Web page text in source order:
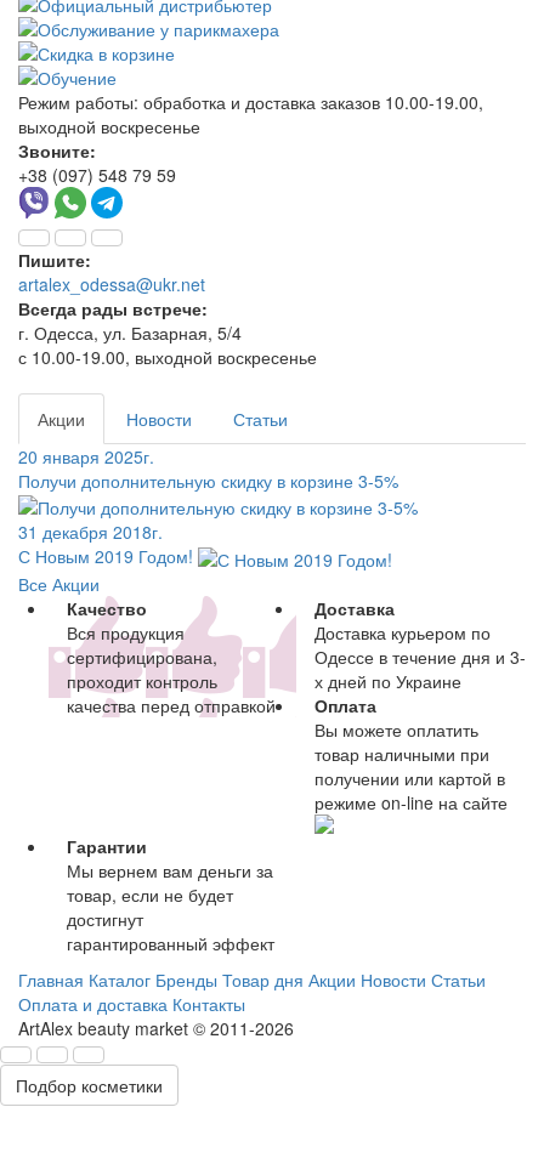
Режим работы: обработка и доставка заказов 10.00-19.00,
выходной воскресенье
Звоните:
+38 (097) 548 79 59
Пишите:
artalex_odessa@ukr.net
Всегда рады встрече:
г. Одесса, ул. Базарная, 5/4
с 10.00-19.00, выходной воскресенье
Акции Новости
Статьи
20 января 2025г.
Получи дополнительную скидку в корзине 3-5%
31 декабря 2018г.
С Новым 2019 Годом!
Все Акции
Качество
Вся продукция
сертифицирована,
проходит контроль
качества перед отправкой
Доставка
Доставка курьером по
Одессе в течение дня и 3-
х дней по Украине
Оплата
Вы можете оплатить
товар наличными при
получении или картой в
режиме on-line на сайте
Гарантии
Мы вернем вам деньги за
товар, если не будет
достигнут
гарантированный эффект
Главная Каталог Бренды Товар дня Акции Новости Статьи
Оплата и доставка Контакты
ArtAlex beauty market © 2011-2026
Подбор косметики